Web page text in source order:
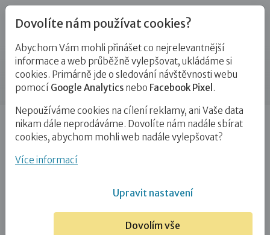
Blog
Příspěvek
Úvod Blog Adopce Posílání balíku
Posílání balíku
Přišel nám milý email od náhradní maminky, ve
Dovolíte nám používat cookies?
Abychom Vám mohli přinášet co nejrelevantnější
informace a web průběžně vylepšovat, ukládáme si
cookies. Primárně jde o sledování návštěvnosti webu
pomocí Google Analytics nebo Facebook Pixel .
Nepoužíváme cookies na cílení reklamy, ani Vaše data
nikam dále neprodáváme. Dovolíte nám nadále sbírat
cookies, abychom mohli web nadále vylepšovat?
Více informací
Upravit nastavení
Dovolím vše